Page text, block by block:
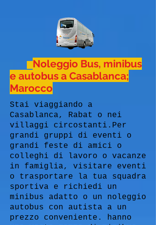
Noleggio Bus, minibus
e autobus a Casablanca;
Marocco
Stai viaggiando a
Casablanca, Rabat o nei
villaggi circostanti.Per
grandi gruppi di eventi o
grandi feste di amici o
colleghi di lavoro o vacanze
in famiglia, visitare eventi
o trasportare la tua squadra
sportiva e richiedi un
minibus adatto o un noleggio
autobus con autista a un
prezzo conveniente. hanno